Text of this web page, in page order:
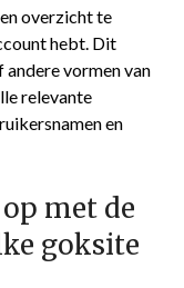
overzicht te
hebt. Dit
andere vormen van
relevante
en
met de
goksite